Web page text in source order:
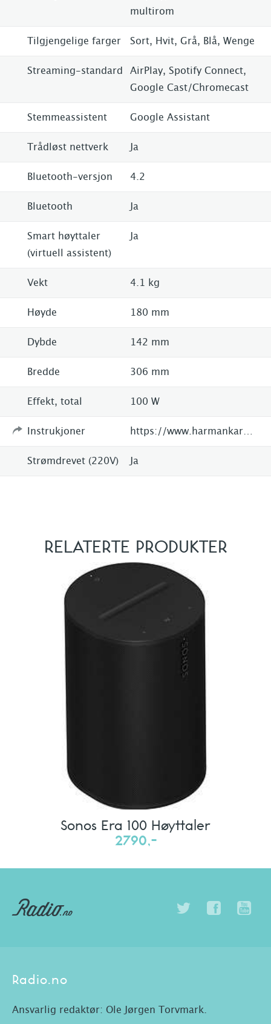
multirom
Tilgjengelige farger Sort, Hvit, Grå, Blå, Wenge
Streaming-standard
AirPlay, Spotify Connect,
Google Cast/Chromecast
Stemmeassistent Google Assistant
Trådløst nettverk Ja
Bluetooth-versjon 4.2
Bluetooth Ja
Smart høyttaler
(virtuell assistent)
Ja
Vekt 4.1 kg
Høyde 180 mm
Dybde 142 mm
Bredde 306 mm
Effekt, total 100 W
Instrukjoner
Strømdrevet (220V) Ja
RELATERTE PRODUKTER
Sonos Era 100 Høyttaler
2790,-
Radio.no
Ansvarlig redaktør: Ole Jørgen Torvmark.